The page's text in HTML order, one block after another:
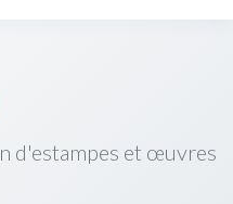
d'estampes et œuvres